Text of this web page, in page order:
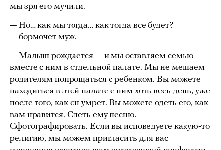
мы зря его мучили.
— Но… как мы тогда… как тогда все будет?
— бормочет муж.
— Малыш рождается — и мы оставляем семью
вместе с ним в отдельной палате. Мы не мешаем
родителям попрощаться с ребенком. Вы можете
находиться в этой палате с ним хоть весь день, уже
после того, как он умрет. Вы можете одеть его, как
вам нравится. Спеть ему песню.
Сфотографировать. Если вы исповедуете какую-то
религию, мы можем пригласить для вас